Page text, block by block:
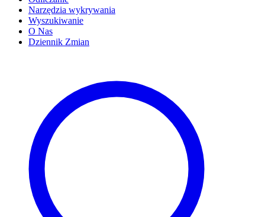
Narzędzia wykrywania
Wyszukiwanie
O Nas
Dziennik Zmian